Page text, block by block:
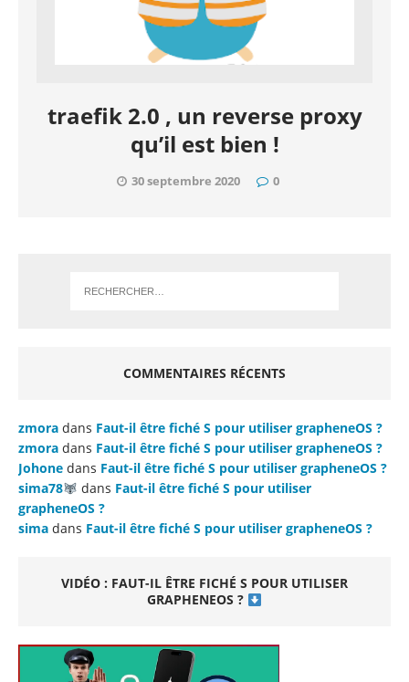
traefik 2.0 , un reverse proxy
qu’il est bien !
30 septembre 2020 0
COMMENTAIRES RÉCENTS
zmora dans Faut-il être fiché S pour utiliser grapheneOS ?
zmora dans Faut-il être fiché S pour utiliser grapheneOS ?
Johone dans Faut-il être fiché S pour utiliser grapheneOS ?
sima78
dans Faut-il être fiché S pour utiliser
grapheneOS ?
sima dans Faut-il être fiché S pour utiliser grapheneOS ?
VIDÉO : FAUT-IL ÊTRE FICHÉ S POUR UTILISER
GRAPHENEOS ?